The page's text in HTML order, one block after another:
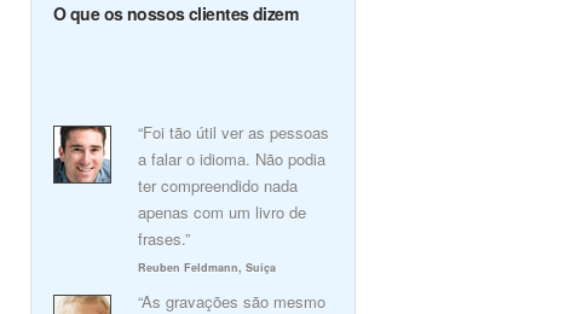
O que os nossos clientes dizem
“Foi tão útil ver as pessoas
a falar o idioma. Não podia
ter compreendido nada
apenas com um livro de
frases.”
Reuben Feldmann, Suíça
“As gravações são mesmo